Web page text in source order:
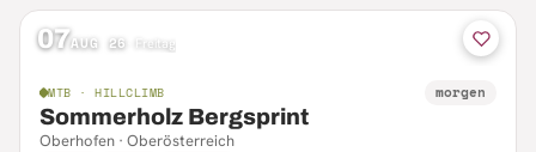
07AUG 26 Freitag
MTB · HILLCLIMB morgen
Sommerholz Bergsprint
Oberhofen · Oberösterreich